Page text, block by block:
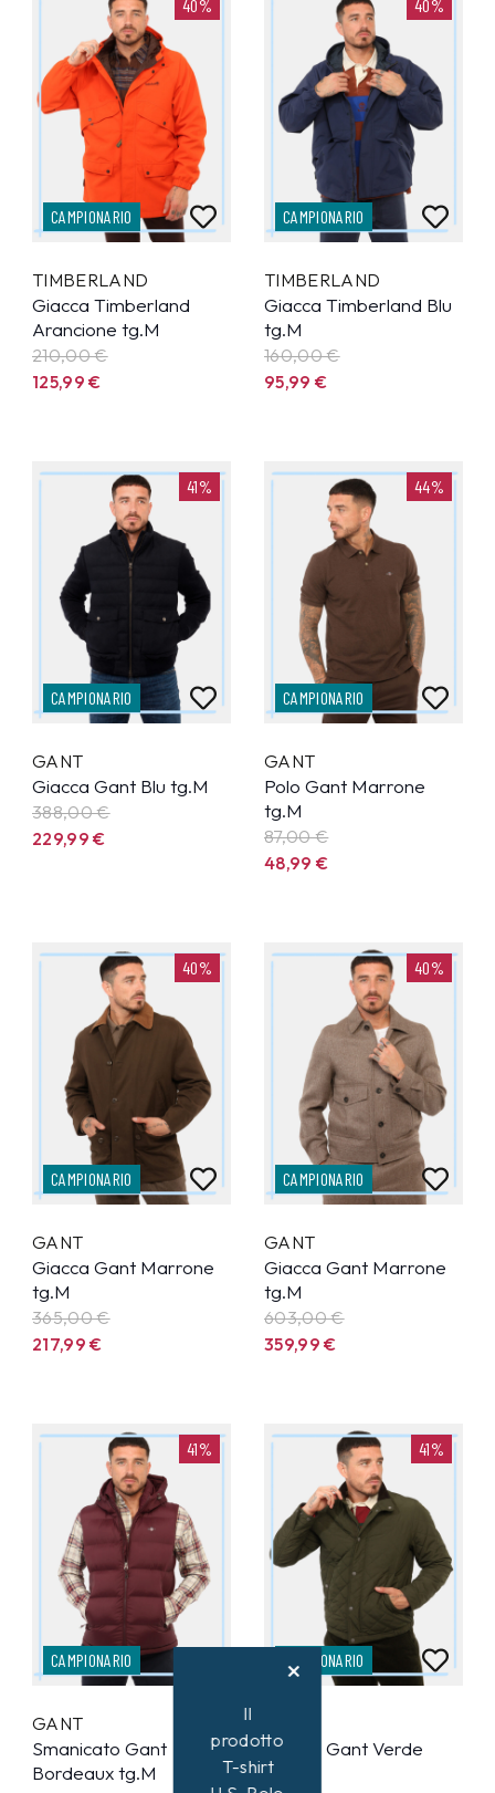
40%
CAMPIONARIO
TIMBERLAND
Giacca Timberland
Arancione tg.M
210,00 €
125,99€
40%
CAMPIONARIO
TIMBERLAND
Giacca Timberland Blu
tg.M
160,00 €
95,99€
41%
CAMPIONARIO
GANT
Giacca Gant Blu tg.M
388,00 €
229,99€
44%
CAMPIONARIO
GANT
Polo Gant Marrone
tg.M
87,00 €
48,99€
40%
CAMPIONARIO
GANT
Giacca Gant Marrone
tg.M
365,00 €
217,99€
40%
CAMPIONARIO
GANT
Giacca Gant Marrone
tg.M
603,00 €
359,99€
41%
CAMPIONARIO
GANT
Smanicato Gant
Bordeaux tg.M
41%
CAMPIONARIO
Giacca Gant Verde
tg.M
Il
prodotto
T-shirt